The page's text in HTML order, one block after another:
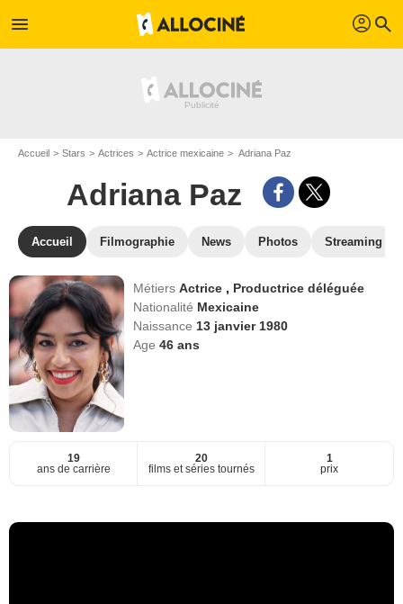
menu profil search
Accueil Stars Actrices Actrice mexicaine Adriana Paz
Adriana Paz
Accueil Filmographie News Photos Streaming
MétiersActrice , Productrice déléguée
Nationalité Mexicaine
Naissance 13 janvier 1980
Age46 ans
19
ans de carrière
20
films et séries tournés
1
prix